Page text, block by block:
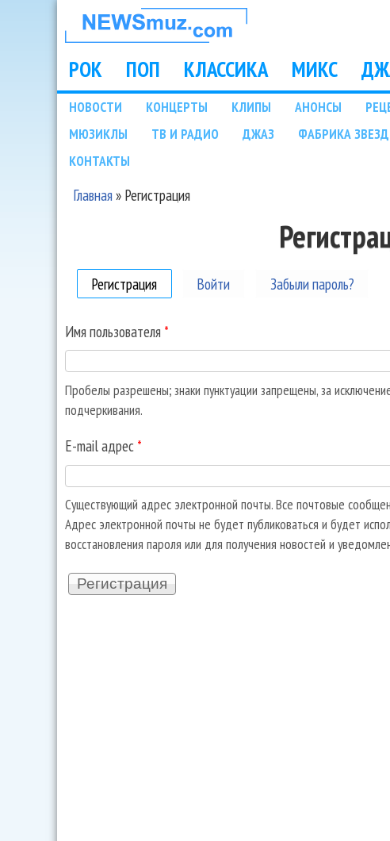
НОВОСТИ
МУЗЫКИ И
ШОУ БИЗНЕСА
NEWSMUZ.COM
Main menu
РОК ПОП КЛАССИКА МИКС
Подразделы
НОВОСТИ КОНЦЕРТЫ КЛИПЫ АНОНСЫ
МЮЗИКЛЫ
ТВ И РАДИО ДЖАЗ ФАБРИКА ЗВЕЗД
КОНТАКТЫ
Главная» Регистрация
Регистрация (активная вкладка)
Войти Забыли пароль?
Имя пользователя *
Пробелы разрешены; знаки пунктуации запрещены, за
подчеркивания.
E-mail адрес *
Существующий адрес электронной почты. Все почтовые
Адрес электронной почты не будет публиковаться и будет
восстановления пароля или для получения новостей и